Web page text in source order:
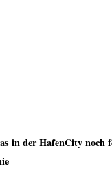
in der HafenCity noch